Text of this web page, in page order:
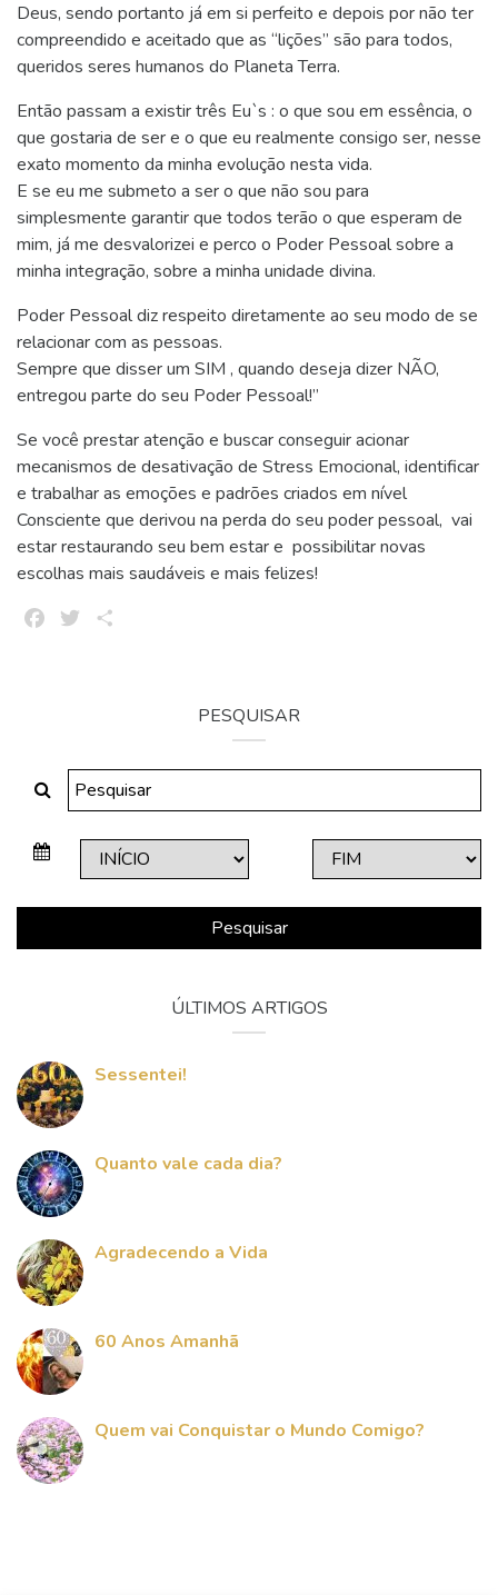
Deus, sendo portanto já em si perfeito e depois por não ter
compreendido e aceitado que as “lições” são para todos,
queridos seres humanos do Planeta Terra.
Então passam a existir três Eu`s : o que sou em essência, o
que gostaria de ser e o que eu realmente consigo ser, nesse
exato momento da minha evolução nesta vida.
E se eu me submeto a ser o que não sou para
simplesmente garantir que todos terão o que esperam de
mim, já me desvalorizei e perco o Poder Pessoal sobre a
minha integração, sobre a minha unidade divina.
Poder Pessoal diz respeito diretamente ao seu modo de se
relacionar com as pessoas.
Sempre que disser um SIM , quando deseja dizer NÃO,
entregou parte do seu Poder Pessoal!”
Se você prestar atenção e buscar conseguir acionar
mecanismos de desativação de Stress Emocional, identificar
e trabalhar as emoções e padrões criados em nível
Consciente que derivou na perda do seu poder pessoal, vai
estar restaurando seu bem estar e possibilitar novas
escolhas mais saudáveis e mais felizes!
FacebookTwitter
PESQUISAR
Pesquisar
ÚLTIMOS ARTIGOS
Sessentei!
Quanto vale cada dia?
Agradecendo a Vida
60 Anos Amanhã
Quem vai Conquistar o Mundo Comigo?